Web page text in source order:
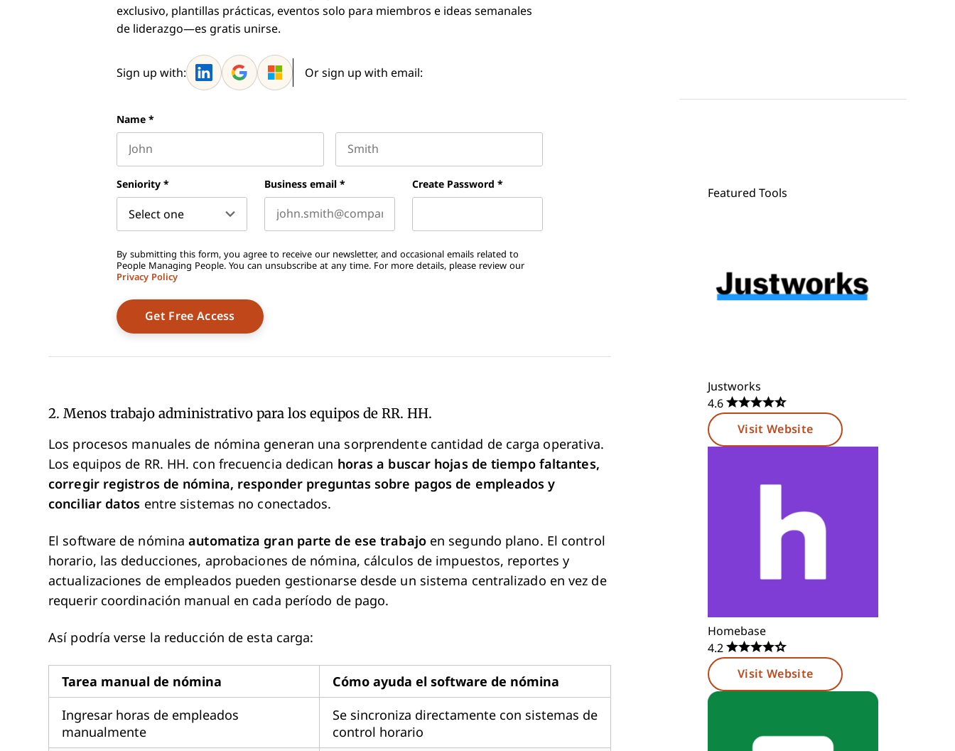
exclusivo, plantillas prácticas, eventos solo para miembros e ideas semanales
de liderazgo—es gratis unirse.
Sign up with: Or sign up with email:
Name *
Seniority * Business email * Create Password *
By submitting this form, you agree to receive our newsletter, and occasional emails related to
People Managing People. You can unsubscribe at any time. For more details, please review our
Privacy Policy
2. Menos trabajo administrativo para los equipos de RR. HH.
Los procesos manuales de nómina generan una sorprendente cantidad de carga operativa.
Los equipos de RR. HH. con frecuencia dedican horas a buscar hojas de tiempo faltantes,
corregir registros de nómina, responder preguntas sobre pagos de empleados y
conciliar datos entre sistemas no conectados.
El software de nóminaautomatiza gran parte de ese trabajoen segundo plano. El control
horario, las deducciones, aprobaciones de nómina, cálculos de impuestos, reportes y
actualizaciones de empleados pueden gestionarse desde un sistema centralizado en vez de
requerir coordinación manual en cada período de pago.
Así podría verse la reducción de esta carga:
Tarea manual de nómina Cómo ayuda el software de nómina
Ingresar horas de empleados
manualmente
Se sincroniza directamente con sistemas de
control horario
Featured Tools
Justworks
4.6
Visit Website
Homebase
4.2
Visit Website